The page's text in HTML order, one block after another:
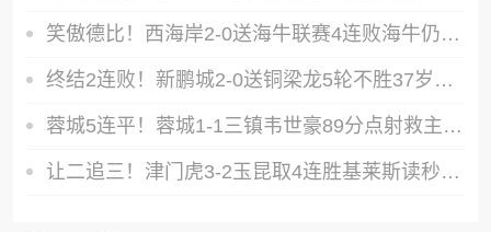
笑傲德比！西海岸2-0送海牛联赛4连败海牛仍垫底西海岸升至第二
终结2连败！新鹏城2-0送铜梁龙5轮不胜37岁姜至鹏破门韦斯利建功
蓉城5连平！蓉城1-1三镇韦世豪89分点射救主费利佩造点李昂破门
让二追三！津门虎3-2玉昆取4连胜基莱斯读秒绝杀萨尔瓦多破门